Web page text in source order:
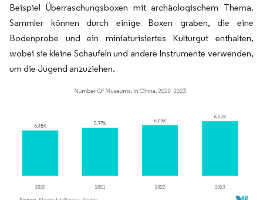
Beispiel Überraschungsboxen mit archäologischem Thema.
Sammler können durch einige Boxen graben, die eine
Bodenprobe und ein miniaturisiertes Kulturgut enthalten,
wobei sie kleine Schaufeln und andere Instrumente verwenden,
um die Jugend anzuziehen.